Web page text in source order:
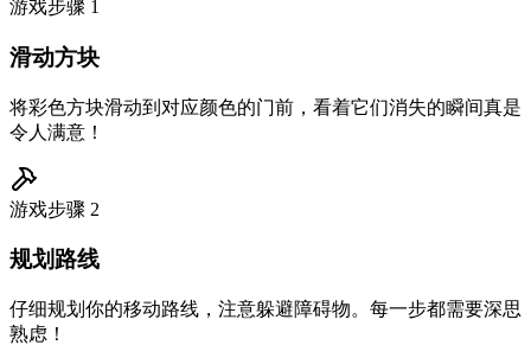
游戏步骤 1
滑动方块
将彩色方块滑动到对应颜色的门前，看着它们消失的瞬间真是
令人满意！
游戏步骤 2
规划路线
仔细规划你的移动路线，注意躲避障碍物。每一步都需要深思
熟虑！